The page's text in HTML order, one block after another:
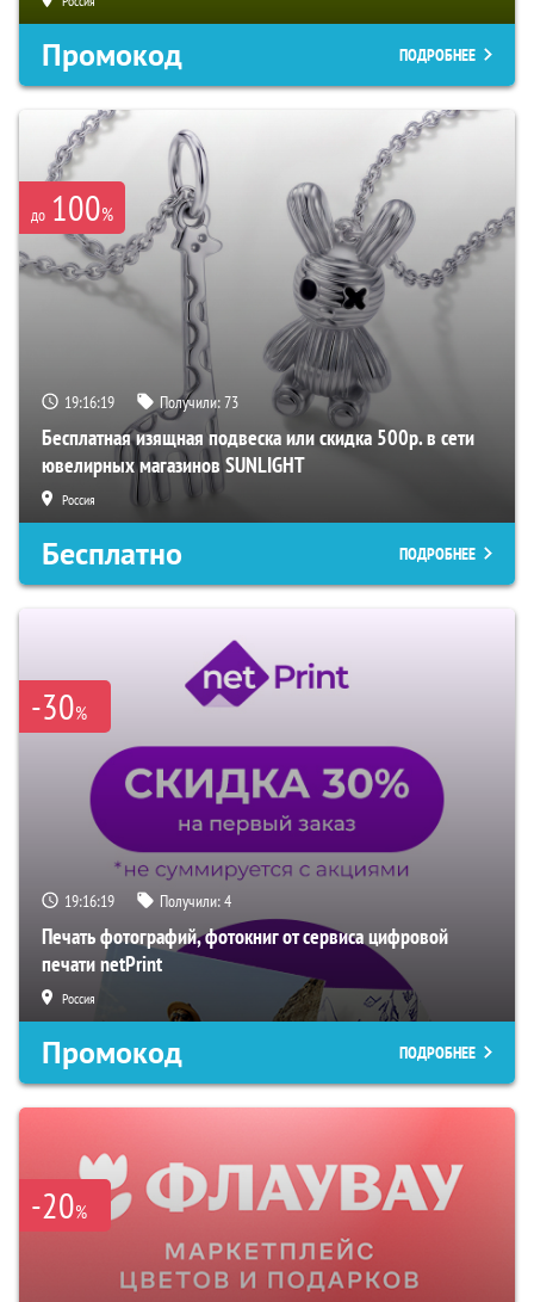
Промокод ПОДРОБНЕЕ
до 100%
19:16:18 Получили:73
Бесплатная изящная подвеска или скидка 500р. в сети
ювелирных магазинов SUNLIGHT
Россия
Бесплатно ПОДРОБНЕЕ
-30%
19:16:18 Получили:4
Печать фотографий, фотокниг от сервиса цифровой
печати netPrint
Россия
Промокод ПОДРОБНЕЕ
-20%